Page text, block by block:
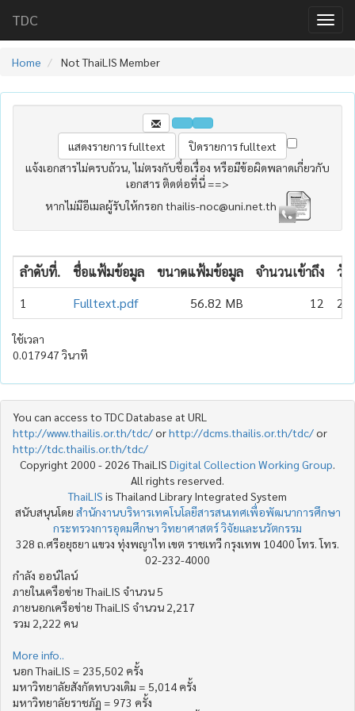
TDC
Home Not ThaiLIS Member
แจ้งเอกสารไม่ครบถ้วน, ไม่ตรงกับชื่อเรื่อง หรือมีข้อผิดพลาดเกี่ยวกับ
เอกสาร ติดต่อที่นี่ ==>
หากไม่มีอีเมลผู้รับให้กรอก thailis-noc@uni.net.th
ลำดับที่. ชื่อแฟ้มข้อมูล ขนาดแฟ้มข้อมูล จำนวนเข้าถึง
วัน
1
Fulltext.pdf 56.82 MB 12
ใช้เวลา
0.017947 วินาที
You can access to TDC Database at URL
http://www.thailis.or.th/tdc/orhttp://dcms.thailis.or.th/tdc/or
http://tdc.thailis.or.th/tdc/
Copyright 2000 - 2026 ThaiLIS Digital Collection Working Group
All rights reserved.
ThaiLIS is Thailand Library Integrated System
สนับสนุนโดย สำนักงานบริหารเทคโนโลยีสารสนเทศเพื่อพัฒนาการศึกษา
กระทรวงการอุดมศึกษา วิทยาศาสตร์ วิจัยและนวัตกรรม
328 ถ.ศรีอยุธยา แขวง ทุ่งพญาไท เขต ราชเทวี กรุงเทพ 10400 โทร. โทร.
02-232-4000
กำลัง ออน์ไลน์
ภายในเครือข่าย ThaiLIS จำนวน 5
ภายนอกเครือข่าย ThaiLIS จำนวน 2,217
รวม 2,222 คน
More info..
นอก ThaiLIS = 235,502 ครั้ง
มหาวิทยาลัยสังกัดทบวงเดิม = 5,014 ครั้ง
มหาวิทยาลัยราชภัฏ = 973 ครั้ง